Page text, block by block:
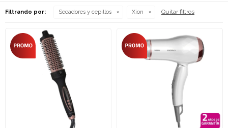
Filtrando por: Secadores y cepillos Xion Quitar filtros